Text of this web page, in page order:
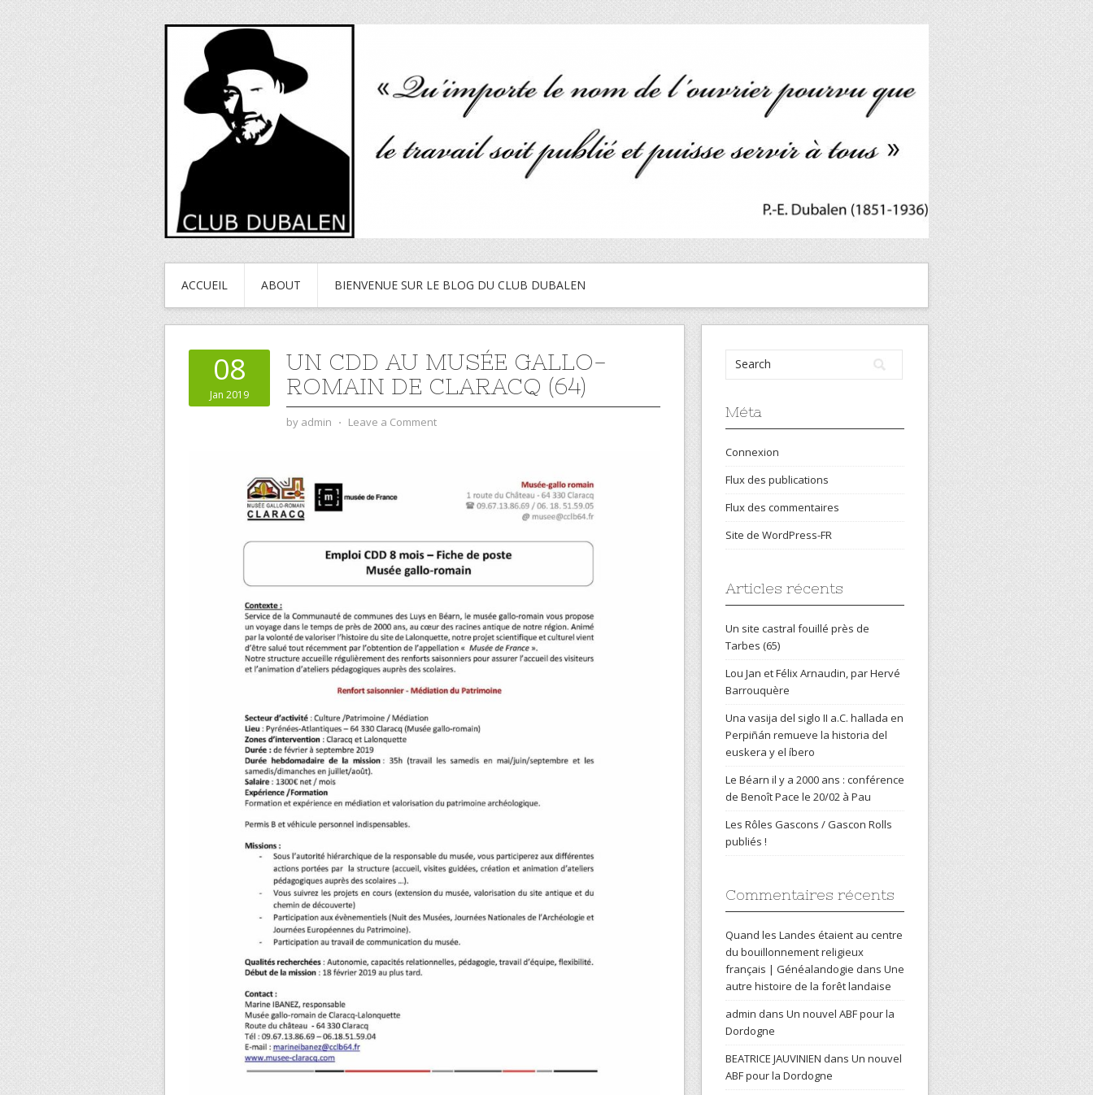
ACCUEIL ABOUT BIENVENUE SUR LE BLOG DU CLUB DUBALEN
08
Jan 2019
UN CDD AU MUSÉE GALLO-
ROMAIN DE CLARACQ (64)
by admin ⋅ Leave a Comment
Méta
Connexion
Flux des publications
Flux des commentaires
Site de WordPress-FR
Articles récents
Un site castral fouillé près de
Tarbes (65)
Lou Jan et Félix Arnaudin, par Hervé
Barrouquère
Una vasija del siglo II a.C. hallada en
Perpiñán remueve la historia del
euskera y el íbero
Le Béarn il y a 2000 ans : conférence
de Benoît Pace le 20/02 à Pau
Les Rôles Gascons / Gascon Rolls
publiés !
Commentaires récents
Quand les Landes étaient au centre
du bouillonnement religieux
français | Généalandogie dans Une
autre histoire de la forêt landaise
admin dans Un nouvel ABF pour la
Dordogne
BEATRICE JAUVINIEN dans Un nouvel
ABF pour la Dordogne